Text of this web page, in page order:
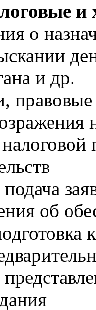
и
о
и др.
об